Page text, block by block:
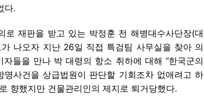
다.
재판을 받고 있는 박정훈 전 해병대수사단장(대
나오자 지난 26일 직접 특검팀 사무실을 찾아 의
들을 만나 박 대령의 항소 취하에 대해 “한국군의
사건을 상급법원이 판단할 기회조차 없애려고 하
향했지만 건물관리인의 제지로 퇴거당했다.